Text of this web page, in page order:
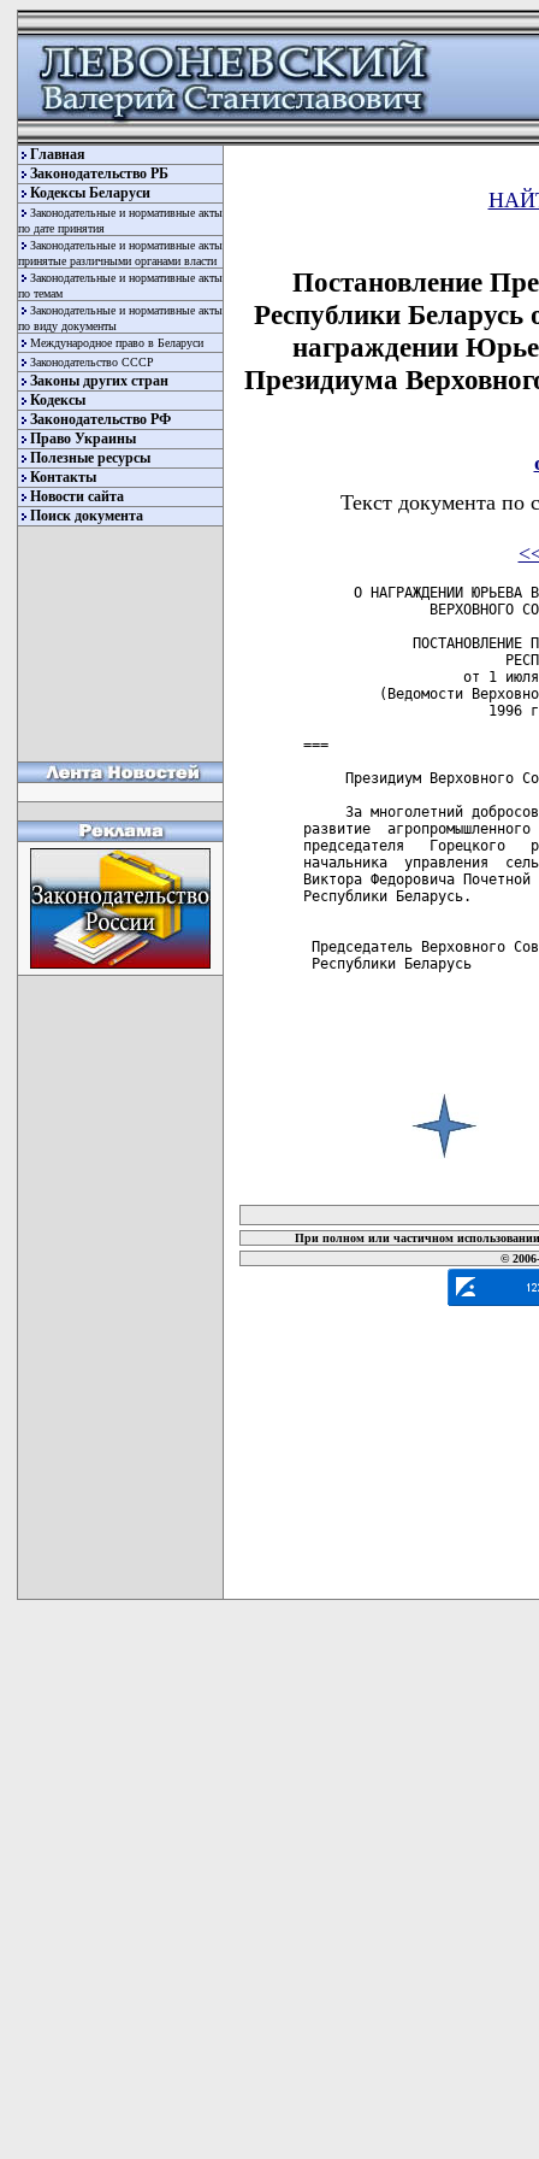
Главная
Законодательство РБ
Кодексы Беларуси
Законодательные и нормативные акты
по дате принятия
Законодательные и нормативные акты
принятые различными органами власти
Законодательные и нормативные акты
по темам
Законодательные и нормативные акты
по виду документы
Международное право в Беларуси
Законодательство СССР
Законы других стран
Кодексы
Законодательство РФ
Право Украины
Полезные ресурсы
Контакты
Новости сайта
Поиск документа
Постановление
Республики
награждении
Президиума
Текст документа по
О НАГРАЖДЕНИИ ЮРЬЕВА
ВЕРХОВНОГО
ПОСТАНОВЛЕНИЕ
от 1
(Ведомости
1996
===
Президиум Верховного
За многолетний
развитие
председателя   Горецкого
начальника  управления
Виктора Федоровича
Республики Беларусь.
Председатель Верховного
Республики Беларусь
При полном или частичном
©